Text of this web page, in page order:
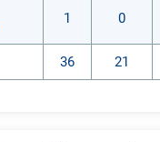
цифровизации и
современного
условиях
1 0
36 21